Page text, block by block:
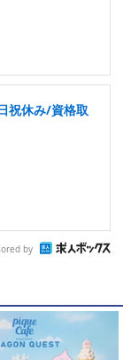
祝休み/資格取
by